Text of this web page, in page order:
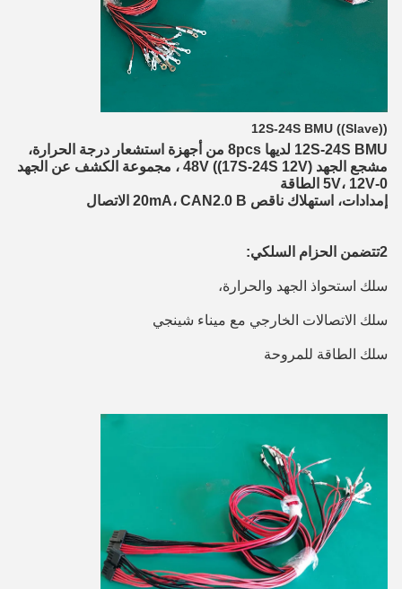
12S-24S BMU ((Slave))
0-5V، 12V الطاقة
إمدادات، استهلاك ناقص 20mA، CAN2.0 B الاتصال
2تتضمن الحزام السلكي:
سلك استحواذ الجهد والحرارة،
سلك الاتصالات الخارجي مع ميناء شينجي
سلك الطاقة للمروحة